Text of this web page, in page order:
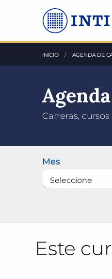
Saltea al Contenido
INICIO AGENDA DE
Carreras,
Buscar un curso
Mes
Este